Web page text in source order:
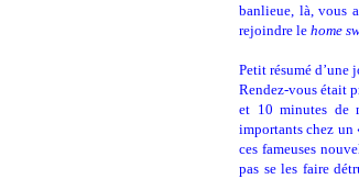
banlieue, là, vous
rejoindre le home
Petit résumé d’une
Rendez-vous était
et 10 minutes de
importants chez un
ces fameuses
pas se les faire